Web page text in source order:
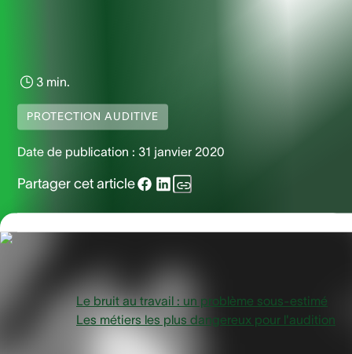
3 min.
PROTECTION AUDITIVE
Date de publication : 31 janvier 2020
Partager cet article
Vue d'ensemble
Le bruit au travail : un problème sous-estimé
Les métiers les plus dangereux pour l'audition